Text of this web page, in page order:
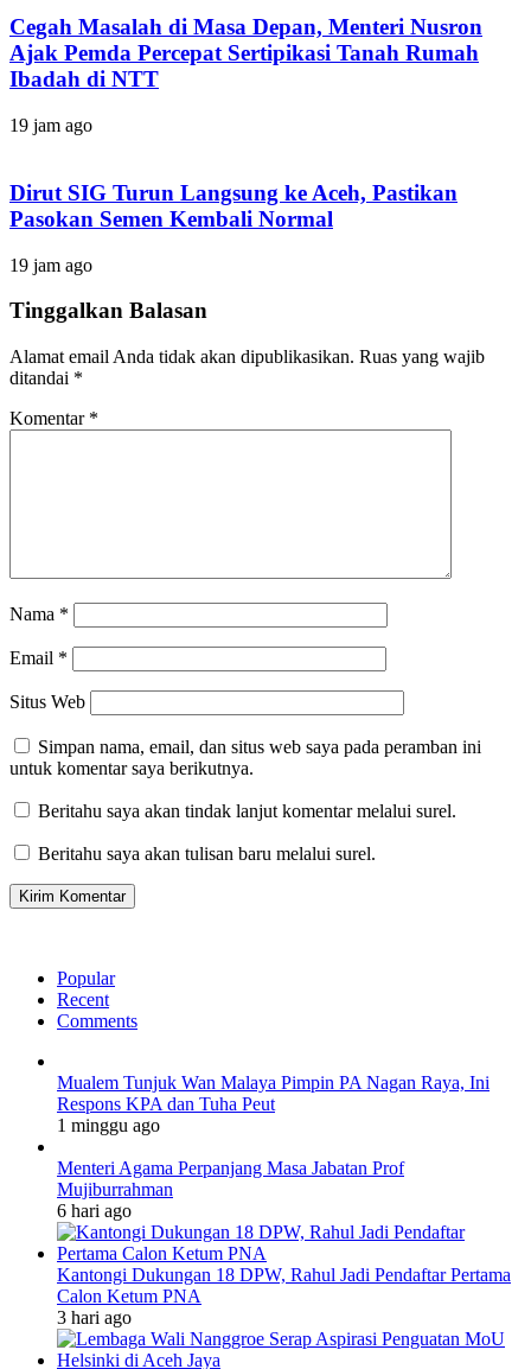
Cegah Masalah di Masa Depan, Menteri Nusron
Ajak Pemda Percepat Sertipikasi Tanah Rumah
Ibadah di NTT
19 jam ago
Dirut SIG Turun Langsung ke Aceh, Pastikan
Pasokan Semen Kembali Normal
19 jam ago
Tinggalkan Balasan
Alamat email Anda tidak akan dipublikasikan. Ruas yang wajib
ditandai *
Komentar *
Nama *
Email *
Situs Web
Simpan nama, email, dan situs web saya pada peramban ini
untuk komentar saya berikutnya.
Beritahu saya akan tindak lanjut komentar melalui surel.
Beritahu saya akan tulisan baru melalui surel.
Popular
Recent
Comments
Mualem Tunjuk Wan Malaya Pimpin PA Nagan Raya, Ini
Respons KPA dan Tuha Peut
1 minggu ago
Menteri Agama Perpanjang Masa Jabatan Prof
Mujiburrahman
6 hari ago
Kantongi Dukungan 18 DPW, Rahul Jadi Pendaftar Pertama
Calon Ketum PNA
3 hari ago